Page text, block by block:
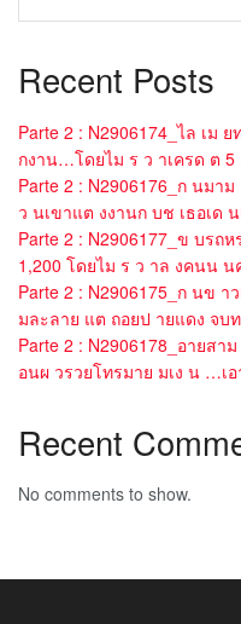
Recent Posts
Parte 2 : N2906174_ไล เม
กงาน…โดยไม ร ว าเครด ต 5
Parte 2 : N2906176_ก นมา
ว นเขาแต งงานก บช เธอเด
Parte 2 : N2906177_ข บรถ
1,200 โดยไม ร ว าล งคนน น
Parte 2 : N2906175_ก นข า
มละลาย แต ถอยป ายแดง จบ
Parte 2 : N2906178_อายส
อนผ วรวยโทรมาย มเง น …เ
Recent
No comments to show.